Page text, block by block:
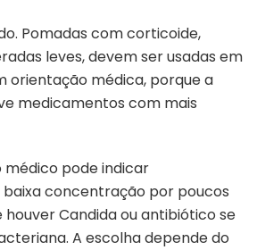
Pomadas com corticoide,
leves, devem ser usadas em
orientação médica, porque a
medicamentos com mais
médico pode indicar
concentração por poucos
houver Candida ou antibiótico se
A escolha depende do